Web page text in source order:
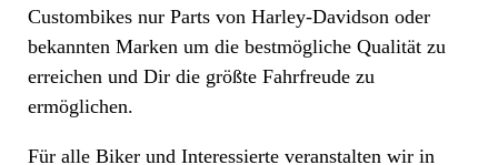
Custombikes nur Parts von Harley-Davidson oder
bekannten Marken um die bestmögliche Qualität zu
erreichen und Dir die größte Fahrfreude zu
ermöglichen.
Für alle Biker und Interessierte veranstalten wir in